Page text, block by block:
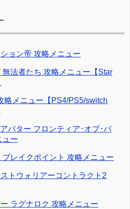
ョン帝 攻略メニュー
無法者たち 攻略メニュー【Star
略メニュー【PS4/PS5/switch
バター フロンティア･オブ･パ
ュー
ブレイクポイント 攻略メニュー
トウォリアーコントラクト2
ラグナロク 攻略メニュー